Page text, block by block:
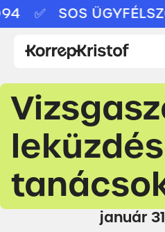
✅ SOS
január